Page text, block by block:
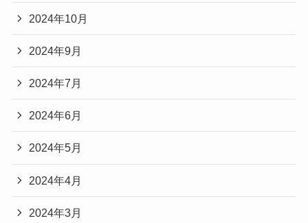
2024年10月
2024年9月
2024年7月
2024年6月
2024年5月
2024年4月
2024年3月